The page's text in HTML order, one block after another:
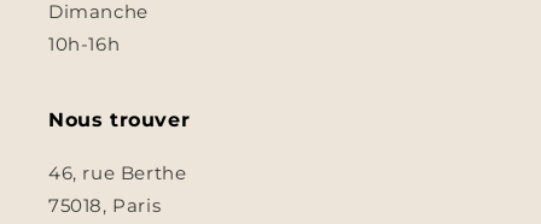
Dimanche
10h-16h
Nous trouver
46, rue Berthe
75018, Paris